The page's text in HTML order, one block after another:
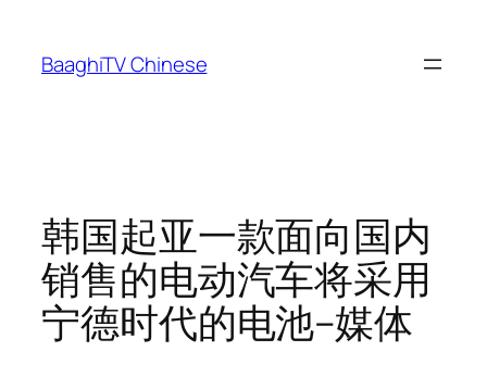
content
BaaghiTV Chinese
韩国起亚一款面向国内
销售的电动汽车将采用
宁德时代的电池–媒体